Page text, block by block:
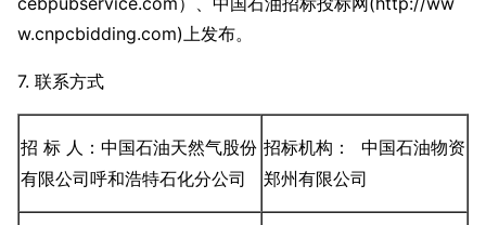
w.cnpcbidding.com)上发布。
7. 联系方式
招 标 人：中国石油天然气股份
有限公司呼和浩特石化分公司
招标机构： 中国石油物资
郑州有限公司